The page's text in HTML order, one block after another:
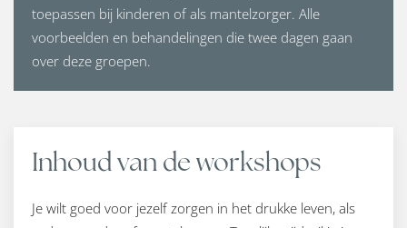
toepassen bij kinderen of als mantelzorger. Alle
voorbeelden en behandelingen die twee dagen gaan
over deze groepen.
Inhoud van de workshops
Je wilt goed voor jezelf zorgen in het drukke leven, als